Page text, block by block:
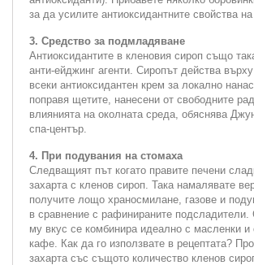
за да усилите антиоксидантните свойства на
3. Средство за подмладяване
Антиоксидантите в кленовия сироп също
анти-ейджинг агенти. Сиропът действа
всеки антиоксидантен крем за локално
поправя щетите, нанесени от свободните
влиянията на околната среда, обяснява
спа-център.
4. При подувания на стомаха
Следващият път когато правите печени
захарта с кленов сироп. Така намалявате
получите лощо храносмилане, газове и
в сравнение с рафинираните
му вкус се комбинира идеално с масленки и
кафе. Как да го използвате в рецептата?
захарта със същото количество кленов